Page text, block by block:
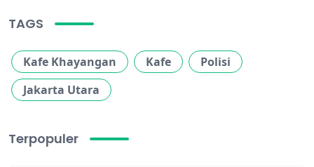
TAGS
Kafe Khayangan Kafe
Polisi
Jakarta Utara
Terpopuler